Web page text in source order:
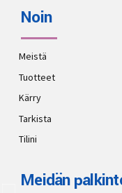
Noin
Meistä
Tuotteet
Kärry
Tarkista
Tilini
Meidän